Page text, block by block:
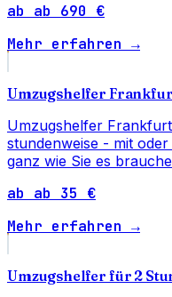
ab ab 690 €
Mehr erfahren →
Umzugshelfer
Umzugshelfer
stundenweise - mit
ganz wie Sie es
ab ab 35 €
Mehr erfahren →
Umzugshelfer für 2